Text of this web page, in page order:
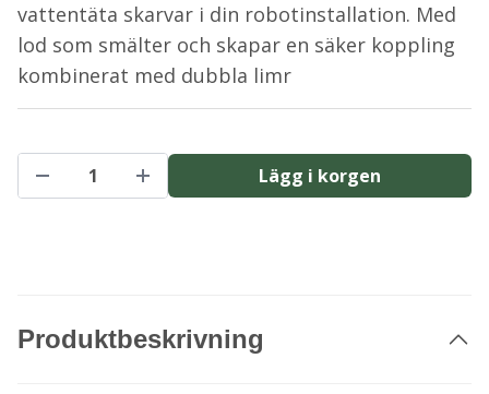
vattentäta skarvar i din robotinstallation. Med
lod som smälter och skapar en säker koppling
kombinerat med dubbla limr
Lägg i korgen
Produktbeskrivning